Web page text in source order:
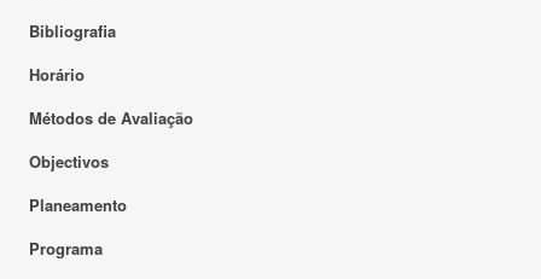
Bibliografia
Horário
Métodos de Avaliação
Objectivos
Planeamento
Programa